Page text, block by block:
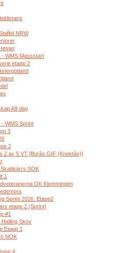
NRW
tester
- WMS Massstart
etapp 2
A9 dag
WMS Sprint
3
2
2 av 5 VT [Borås GIF (Knektås)]
SOK
1
OK Klemmingen
Sprint 2026. Etapp2
etapp 2 (Sprint)
#1
Skov
Etapp 1
NOK
4